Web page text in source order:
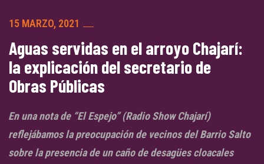
15 MARZO, 2021
Aguas servidas en el arroyo Chajarí:
la explicación del secretario de
Obras Públicas
En una nota de “El Espejo” (Radio Show Chajarí)
reflejábamos la preocupación de vecinos del Barrio Salto
sobre la presencia de un caño de desagües cloacales